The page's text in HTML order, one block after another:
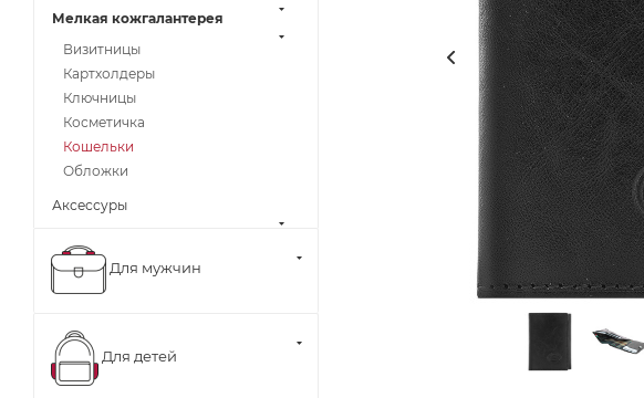
Мелкая кожгалантерея
Визитницы
Картхолдеры
Ключницы
Косметичка
Кошельки
Обложки
Аксессуры
Для мужчин
Для детей